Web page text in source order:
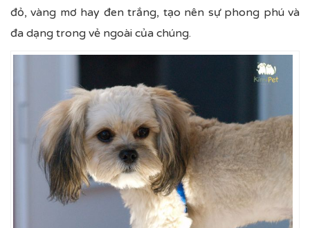
đỏ, vàng mơ hay đen trắng, tạo nên sự phong phú và
đa dạng trong vẻ ngoài của chúng.